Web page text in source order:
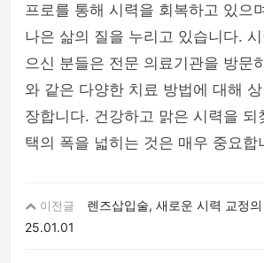
프로를 통해 시력을 회복하고 있으
나은 삶의 질을 누리고 있습니다.
으신 분들은 전문 의료기관을 방문
와 같은 다양한 치료 방법에 대해
장합니다. 건강하고 맑은 시력을 되
택의 폭을 넓히는 것은 매우 중요합
이전글
렌즈삽입술, 새로운 시력 교정
25.01.01